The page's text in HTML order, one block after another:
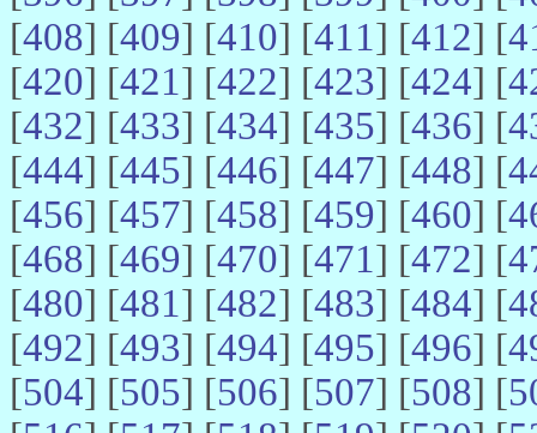
[408] [409] [410] [411] [412] [
[420] [421] [422] [423] [424] [
[432] [433] [434] [435] [436] [
[444] [445] [446] [447] [448] [
[456] [457] [458] [459] [460] [
[468] [469] [470] [471] [472] [
[480] [481] [482] [483] [484] [
[492] [493] [494] [495] [496] [
[504] [505] [506] [507] [508] [